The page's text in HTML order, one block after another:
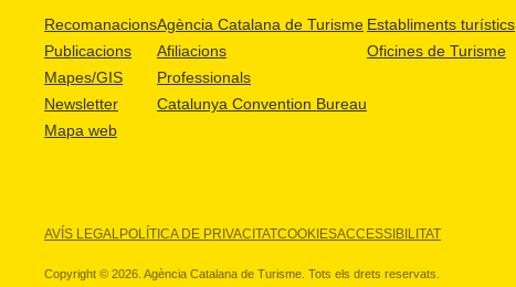
Recomanacions
Publicacions
Mapes/GIS
Newsletter
Mapa web
Agència Catalana de Turisme
Afiliacions
Professionals
Catalunya Convention Bureau
Establiments turístics
Oficines de Turisme
AVÍS LEGALPOLÍTICA DE PRIVACITATCOOKIESACCESSIBILITAT
Copyright © 2026. Agència Catalana de Turisme. Tots els drets reservats.